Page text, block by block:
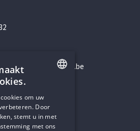
DUTCH
om uw
Door
stemt u in met
met ons